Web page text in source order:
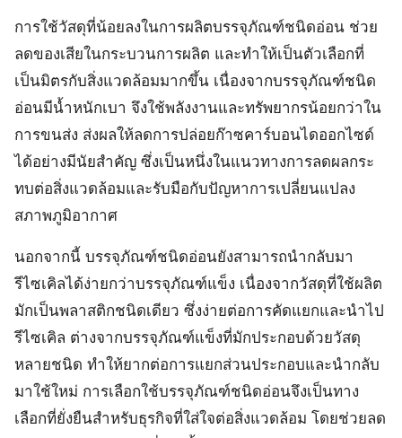
การใช้วัสดุที่น้อยลงในการผลิตบรรจุภัณฑ์ชนิดอ่อน ช่วย
ลดของเสียในกระบวนการผลิต และทำให้เป็นตัวเลือกที่
เป็นมิตรกับสิ่งแวดล้อมมากขึ้น เนื่องจากบรรจุภัณฑ์ชนิด
อ่อนมีน้ำหนักเบา จึงใช้พลังงานและทรัพยากรน้อยกว่าใน
การขนส่ง ส่งผลให้ลดการปล่อยก๊าซคาร์บอนไดออกไซด์
ได้อย่างมีนัยสำคัญ ซึ่งเป็นหนึ่งในแนวทางการลดผลกระ
ทบต่อสิ่งแวดล้อมและรับมือกับปัญหาการเปลี่ยนแปลง
สภาพภูมิอากาศ
นอกจากนี้ บรรจุภัณฑ์ชนิดอ่อนยังสามารถนำกลับมา
รีไซเคิลได้ง่ายกว่าบรรจุภัณฑ์แข็ง เนื่องจากวัสดุที่ใช้ผลิต
มักเป็นพลาสติกชนิดเดียว ซึ่งง่ายต่อการคัดแยกและนำไป
รีไซเคิล ต่างจากบรรจุภัณฑ์แข็งที่มักประกอบด้วยวัสดุ
หลายชนิด ทำให้ยากต่อการแยกส่วนประกอบและนำกลับ
มาใช้ใหม่ การเลือกใช้บรรจุภัณฑ์ชนิดอ่อนจึงเป็นทาง
เลือกที่ยั่งยืนสำหรับธุรกิจที่ใส่ใจต่อสิ่งแวดล้อม โดยช่วยลด